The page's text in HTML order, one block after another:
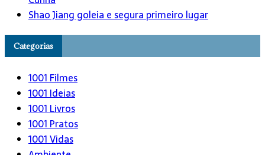
Shao Jiang goleia e segura primeiro lugar
Categorias
1001 Filmes
1001 Ideias
1001 Livros
1001 Pratos
1001 Vidas